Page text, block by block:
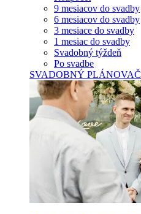
9 mesiacov do svadby
6 mesiacov do svadby
3 mesiace do svadby
1 mesiac do svadby
Svadobný týždeň
Po svadbe
SVADOBNÝ PLÁNOVAČ